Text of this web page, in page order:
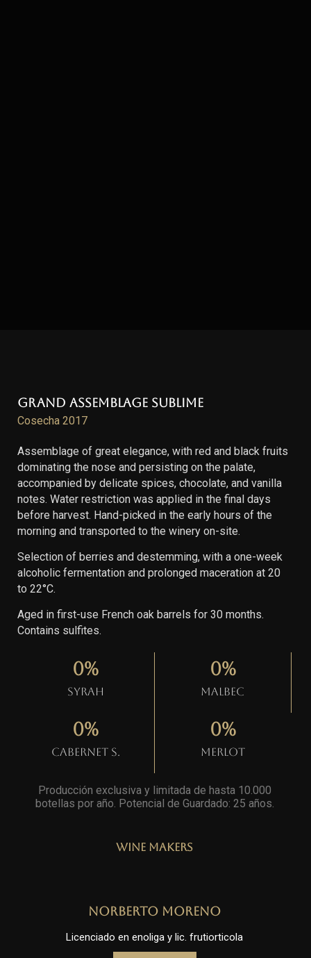
Grand Assemblage Sublime
Cosecha 2017
Assemblage of great elegance, with red and black fruits
dominating the nose and persisting on the palate,
accompanied by delicate spices, chocolate, and vanilla
notes. Water restriction was applied in the final days
before harvest. Hand-picked in the early hours of the
morning and transported to the winery on-site.
Selection of berries and destemming, with a one-week
alcoholic fermentation and prolonged maceration at 20
to 22°C.
Aged in first-use French oak barrels for 30 months.
Contains sulfites.
Syrah
0%
Malbec
0%
Cabernet S.
0%
Merlot
0%
Producción exclusiva y limitada de hasta 10.000
botellas por año. Potencial de Guardado: 25 años.
Wine Makers
Norberto Moreno
Licenciado en enoliga y lic. frutiorticola